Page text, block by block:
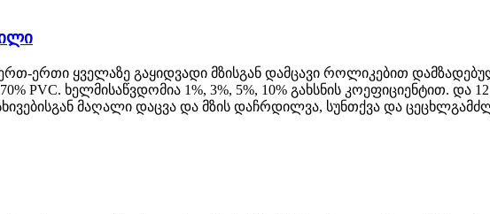
ერთ-ერთი ყველაზე გაყიდვადი მზისგან დამცავი როლიკებით
PVC. ხელმისაწვდომია 1%, 3%, 5%, 10% გახსნის კოეფიციენტით. და
მაღალი დაცვა და მზის დაჩრდილვა, სუნთქვა და